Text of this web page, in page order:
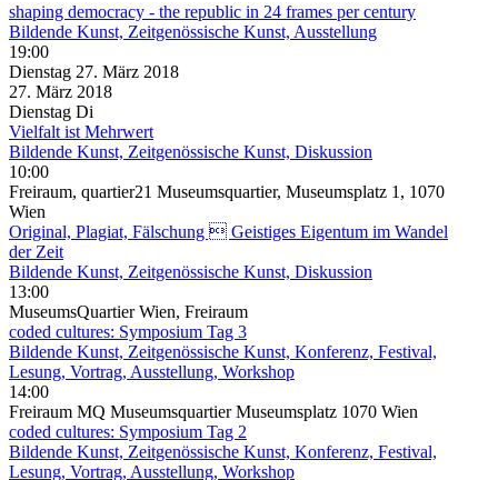
shaping democracy - the republic in 24 frames per century
Bildende Kunst, Zeitgenössische Kunst, Ausstellung
19:00
Dienstag 27. März 2018
27. März 2018
Dienstag Di
Vielfalt ist Mehrwert
Bildende Kunst, Zeitgenössische Kunst, Diskussion
10:00
Freiraum, quartier21 Museumsquartier, Museumsplatz 1, 1070
Wien
Original, Plagiat, Fälschung  Geistiges Eigentum im Wandel
der Zeit
Bildende Kunst, Zeitgenössische Kunst, Diskussion
13:00
MuseumsQuartier Wien, Freiraum
coded cultures: Symposium Tag 3
Bildende Kunst, Zeitgenössische Kunst, Konferenz, Festival,
Lesung, Vortrag, Ausstellung, Workshop
14:00
Freiraum MQ Museumsquartier Museumsplatz 1070 Wien
coded cultures: Symposium Tag 2
Bildende Kunst, Zeitgenössische Kunst, Konferenz, Festival,
Lesung, Vortrag, Ausstellung, Workshop